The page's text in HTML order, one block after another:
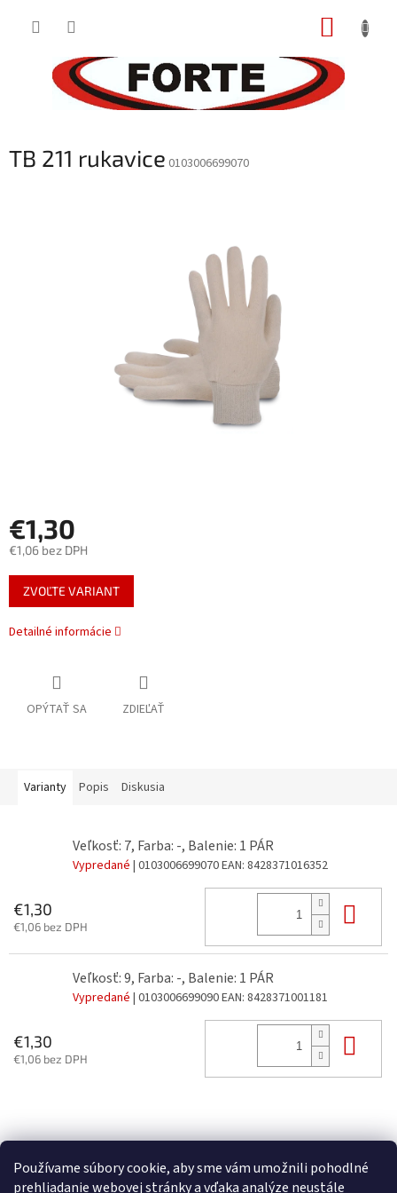
Používame súbory cookie, aby sme vám umožnili pohodlné
prehliadanie webovej stránky a vďaka analýze neustále
TB 211 rukavice 0103006699070
€1,30
€1,06 bez DPH
Jednotková
cena:
ZVOĽTE VARIANT
Detailné informácie
OPÝTAŤ SA ZDIEĽAŤ
Varianty Popis Diskusia
Veľkosť: 7, Farba: -, Balenie: 1 PÁR
Vypredané | 0103006699070EAN: 8428371016352
€1,30
€1,06 bez DPH
Veľkosť: 9, Farba: -, Balenie: 1 PÁR
Vypredané | 0103006699090EAN: 8428371001181
€1,30
€1,06 bez DPH
á